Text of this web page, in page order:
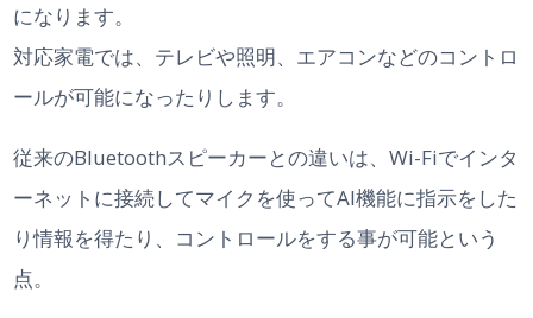
になります。
対応家電では、テレビや照明、エアコンなどのコントロ
ールが可能になったりします。
従来のBluetoothスピーカーとの違いは、Wi-Fiでインタ
ーネットに接続してマイクを使ってAI機能に指示をした
り情報を得たり、コントロールをする事が可能という
点。